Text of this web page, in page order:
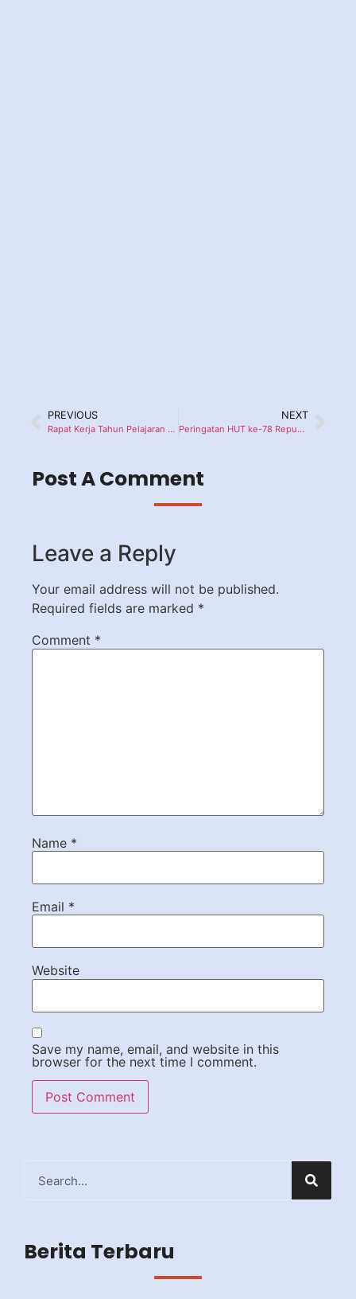
PREVIOUS
Rapat Kerja Tahun Pelajaran 2023/2024 SMA Perguruan Rakyat 2 Jakarta
NEXT
Peringatan HUT ke-78 Republik Indonesia di SMA Perguruan Rakyat 2 Jakarta
Post A Comment
Leave a Reply
Your email address will not be published.
Required fields are marked *
Comment *
Name *
Email *
Website
Save my name, email, and website in this
browser for the next time I comment.
Berita Terbaru